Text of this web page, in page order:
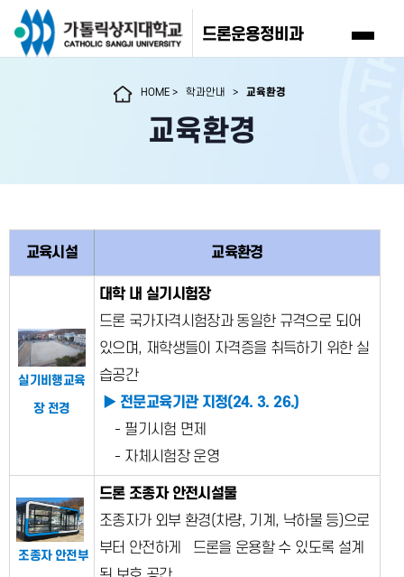
드론운용정비과
HOME > 학과안내 > 교육환경
교육환경
교육시설 교육환경
실기비행교육
장 전경
대학 내 실기시험장
드론 국가자격시험장과 동일한 규격으로 되어
있으며, 재학생들이 자격증을 취득하기 위한 실
습공간
▶ 전문교육기관 지정(24. 3. 26.)
- 필기시험 면제
- 자체시험장 운영
조종자 안전부
드론 조종자 안전시설물
조종자가 외부 환경(차량, 기계, 낙하물 등)으로
부터 안전하게 드론을 운용할 수 있도록 설계